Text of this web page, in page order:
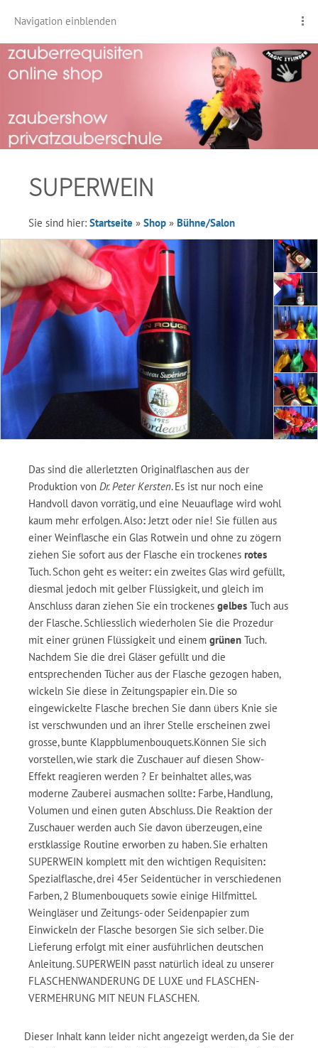
Navigation einblenden
SUPERWEIN
Sie sind hier: Startseite » Shop » Bühne/Salon
Das sind die allerletzten Originalflaschen aus der
Produktion von Dr. Peter Kersten. Es ist nur noch eine
Handvoll davon vorrätig, und eine Neuauflage wird wohl
kaum mehr erfolgen. Also:Jetzt oder nie! Sie füllen aus
einer Weinflasche ein Glas Rotwein und ohne zu zögern
ziehen Sie sofort aus der Flasche ein trockenes rotes
Tuch. Schon geht es weiter: ein zweites Glas wird gefüllt,
diesmal jedoch mit gelber Flüssigkeit, und gleich im
Anschluss daran ziehen Sie ein trockenes gelbes Tuch aus
der Flasche. Schliesslich wiederholen Sie die Prozedur
mit einer grünen Flüssigkeit und einem grünen Tuch.
Nachdem Sie die drei Gläser gefüllt und die
entsprechenden Tücher aus der Flasche gezogen haben,
wickeln Sie diese in Zeitungspapier ein. Die so
eingewickelte Flasche brechen Sie dann übers Knie sie
ist verschwunden und an ihrer Stelle erscheinen zwei
grosse, bunte Klappblumenbouquets.Können Sie sich
vorstellen, wie stark die Zuschauer auf diesen Show-
Effekt reagieren werden ? Er beinhaltet alles, was
moderne Zauberei ausmachen sollte: Farbe, Handlung,
Volumen und einen guten Abschluss. Die Reaktion der
Zuschauer werden auch Sie davon überzeugen, eine
erstklassige Routine erworben zu haben. Sie erhalten
SUPERWEIN komplett mit den wichtigen Requisiten:
Spezialflasche, drei 45er Seidentücher in verschiedenen
Farben, 2 Blumenbouquets sowie einige Hilfmittel.
Weingläser und Zeitungs- oder Seidenpapier zum
Einwickeln der Flasche besorgen Sie sich selber. Die
Lieferung erfolgt mit einer ausführlichen deutschen
Anleitung. SUPERWEIN passt natürlich ideal zu unserer
FLASCHENWANDERUNG DE LUXE und FLASCHEN-
VERMEHRUNG MIT NEUN FLASCHEN.
Dieser Inhalt kann leider nicht angezeigt werden, da Sie der